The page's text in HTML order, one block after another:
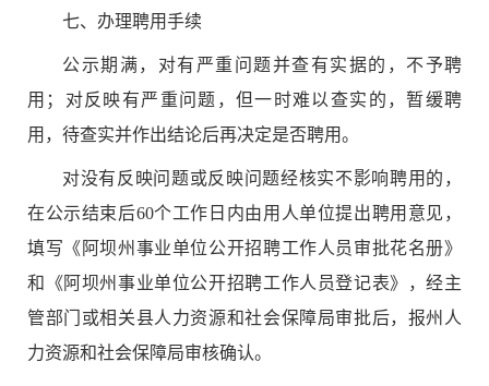
七、 办理聘用手续
公示期满，对有严重问题并查有实据的，不予聘
用；对反映有严重问题，但一时难以查实的，暂缓聘
用，待查实并作出结论后再决定是否聘用。
对没有反映问题或反映问题经核实不影响聘用的，
在公示结束后60个工作日内由用人单位提出聘用意见，
填写《阿坝州事业单位公开招聘工作人员审批花名册》
和《阿坝州事业单位公开招聘工作人员登记表》，经主
管部门或相关县人力资源和社会保障局审批后，报州人
力资源和社会保障局审核确认。